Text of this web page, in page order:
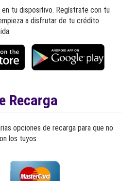
en tu dispositivo. Regístrate con tu
a disfrutar de tu crédito
Recarga
opciones de recarga para que no
los tuyos.